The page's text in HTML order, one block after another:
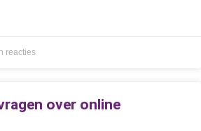
reacties
over online